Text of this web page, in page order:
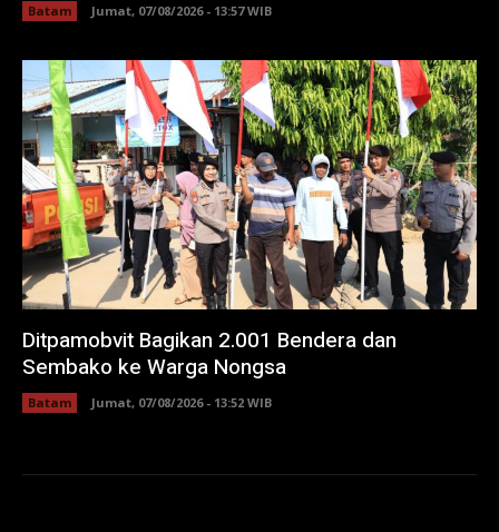
Batam Jumat, 07/08/2026 - 13:57 WIB
Ditpamobvit Bagikan 2.001 Bendera dan
Sembako ke Warga Nongsa
Batam Jumat, 07/08/2026 - 13:52 WIB